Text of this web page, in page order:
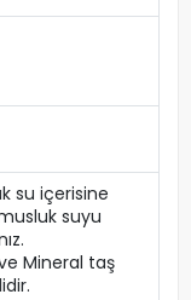
su içerisine
suyu
Mineral taş